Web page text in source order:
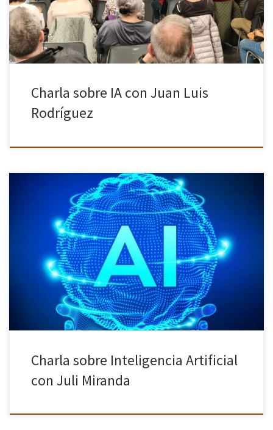
Charla sobre IA con Juan Luis
Rodríguez
La inteligencia artificial (IA) está transformando la fotografía de
maneras antes inimaginables. Desde la captura hasta la edición, la
IA está revolucionando la manera en que tomamos, procesamos y
disfrutamos […]
Charla sobre Inteligencia Artificial
con Juli Miranda